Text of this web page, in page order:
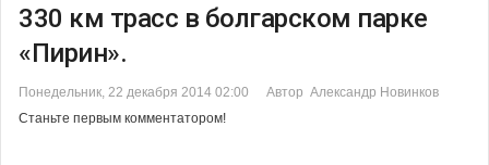
330 км трасс в болгарском парке
«Пирин».
Понедельник, 22 декабря 2014 02:00
Автор Александр Новинков
Станьте первым комментатором!